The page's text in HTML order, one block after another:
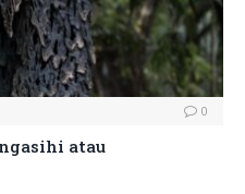
0
atau